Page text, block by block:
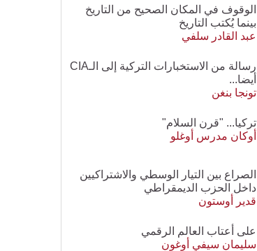
الوقوف في المكان الصحيح من التاريخ
بينما يُكتب التاريخ
عبد القادر سلفي
رسالة من الاستخبارات التركية إلى الـCIA
أيضا...
تونجا بنغن
تركيا... "قرن السلام"
أوكان مدرس أوغلو
الصراع بين التيار الوسطي والاشتراكيين
داخل الحزب الديمقراطي
قدير أوستون
على أعتاب العالم الرقمي
سليمان سيفي أوغون